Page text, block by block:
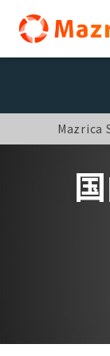
content
Mazrica